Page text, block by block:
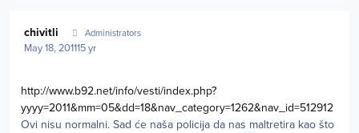
chivitli Administrators
May 18, 201115 yr
http://www.b92.net/info/vesti/index.php?
yyyy=2011&mm=05&dd=18&nav_category=1262&nav_id=512912
Ovi nisu normalni. Sad će naša policija da nas maltretira kao što